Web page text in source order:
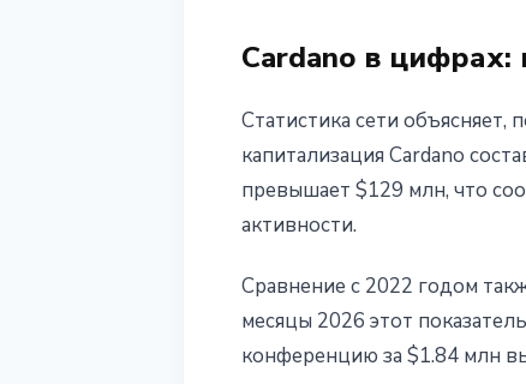
Cardano в цифрах:
Статистика сети
капитализация Cardano
превышает $129 млн, что
активности.
Сравнение с 2022 годом
месяцы 2026 этот
конференцию за $1.84 млн